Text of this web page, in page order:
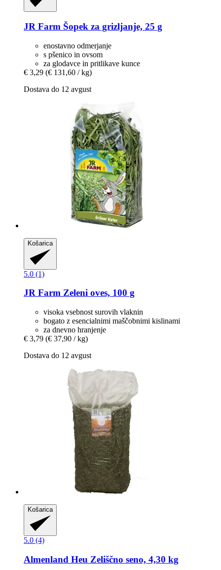
JR Farm Šopek za grizljanje, 25 g
enostavno odmerjanje
s pšenico in ovsom
za glodavce in pritlikave kunce
€ 3,29 (€ 131,60 / kg)
Dostava do 12 avgust
Košarica
5.0 (1)
JR Farm Zeleni oves, 100 g
visoka vsebnost surovih vlaknin
bogato z esencialnimi maščobnimi kislinami
za dnevno hranjenje
€ 3,79 (€ 37,90 / kg)
Dostava do 12 avgust
Košarica
5.0 (4)
Almenland Heu Zeliščno seno, 4,30 kg